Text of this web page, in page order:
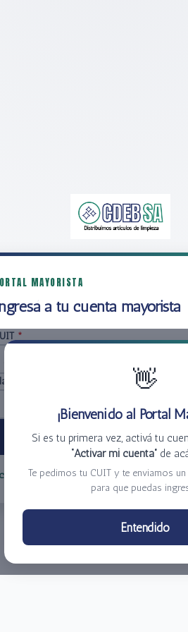
MAYORISTA
a tu cuenta mayorista
👋
¡Bienvenido al Portal
Si es tu primera vez, activá tu
“Activar mi cuenta”de
Te pedimos tu CUIT y te enviamos un
para que puedas
Entendido
*
Ingresar
mi cuenta
Centro de Distribución El Bacha S.A.